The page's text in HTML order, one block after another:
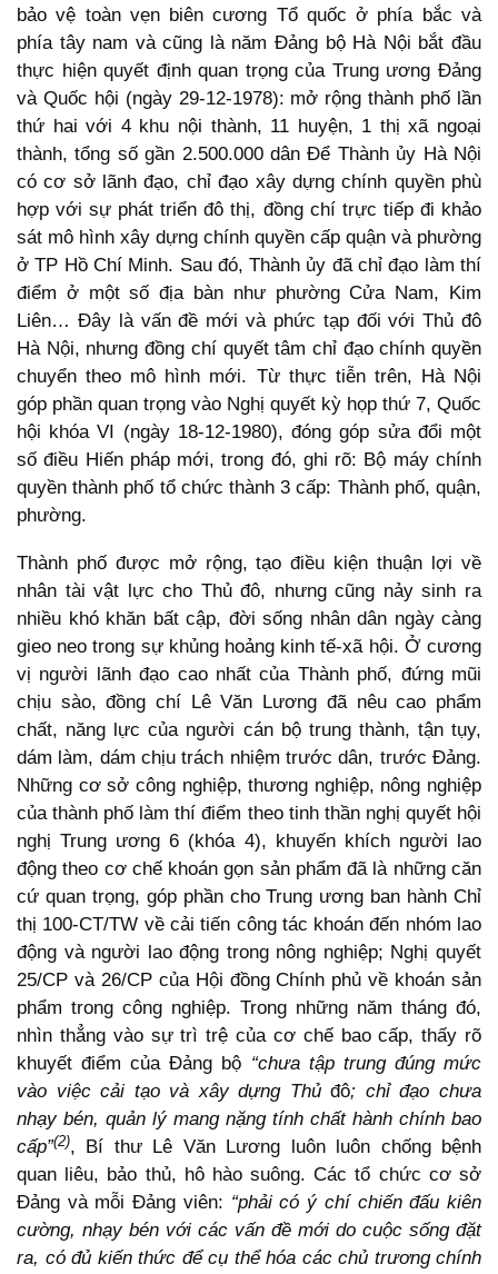
bảo vệ toàn vẹn biên cương Tổ quốc ở phía bắc và
phía tây nam và cũng là năm Đảng bộ Hà Nội bắt đầu
thực hiện quyết định quan trọng của Trung ương Đảng
và Quốc hội (ngày 29-12-1978): mở rộng thành phố lần
thứ hai với 4 khu nội thành, 11 huyện, 1 thị xã ngoại
thành, tổng số gần 2.500.000 dân Để Thành ủy Hà Nội
có cơ sở lãnh đạo, chỉ đạo xây dựng chính quyền phù
hợp với sự phát triển đô thị, đồng chí trực tiếp đi khảo
sát mô hình xây dựng chính quyền cấp quận và phường
ở TP Hồ Chí Minh. Sau đó, Thành ủy đã chỉ đạo làm thí
điểm ở một số địa bàn như phường Cửa Nam, Kim
Liên… Đây là vấn đề mới và phức tạp đối với Thủ đô
Hà Nội, nhưng đồng chí quyết tâm chỉ đạo chính quyền
chuyển theo mô hình mới. Từ thực tiễn trên, Hà Nội
góp phần quan trọng vào Nghị quyết kỳ họp thứ 7, Quốc
hội khóa VI (ngày 18-12-1980), đóng góp sửa đổi một
số điều Hiến pháp mới, trong đó, ghi rõ: Bộ máy chính
quyền thành phố tổ chức thành 3 cấp: Thành phố, quận,
phường.
Thành phố được mở rộng, tạo điều kiện thuận lợi về
nhân tài vật lực cho Thủ đô, nhưng cũng nảy sinh ra
nhiều khó khăn bất cập, đời sống nhân dân ngày càng
gieo neo trong sự khủng hoảng kinh tế-xã hội. Ở cương
vị người lãnh đạo cao nhất của Thành phố, đứng mũi
chịu sào, đồng chí Lê Văn Lương đã nêu cao phẩm
chất, năng lực của người cán bộ trung thành, tận tụy,
dám làm, dám chịu trách nhiệm trước dân, trước Đảng.
Những cơ sở công nghiệp, thương nghiệp, nông nghiệp
của thành phố làm thí điểm theo tinh thần nghị quyết hội
nghị Trung ương 6 (khóa 4), khuyến khích người lao
động theo cơ chế khoán gọn sản phẩm đã là những căn
cứ quan trọng, góp phần cho Trung ương ban hành Chỉ
thị 100-CT/TW về cải tiến công tác khoán đến nhóm lao
động và người lao động trong nông nghiệp; Nghị quyết
25/CP và 26/CP của Hội đồng Chính phủ về khoán sản
phẩm trong công nghiệp. Trong những năm tháng đó,
nhìn thẳng vào sự trì trệ của cơ chế bao cấp, thấy rõ
khuyết điểm của Đảng bộ “chưa tập trung đúng mức
vào việc cải tạo và xây dựng Thủđô; chỉ đạo chưa
nhạy bén, quản lý mang nặng tính chất hành chính bao
cấp”(2), Bí thư Lê Văn Lương luôn luôn chống bệnh
quan liêu, bảo thủ, hô hào suông. Các tổ chức cơ sở
Đảng và mỗi Đảng viên: “phải có ý chí chiến đấu kiên
cường, nhạy bén với các vấn đề mới do cuộc sống đặt
ra, có đủ kiến thức để cụ thể hóa các chủ trương chính